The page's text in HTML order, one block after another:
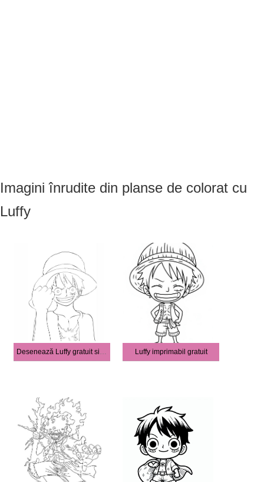
Imagini înrudite din planse de colorat cu
Luffy
Desenează Luffy gratuit simplu Luffy imprimabil gratuit